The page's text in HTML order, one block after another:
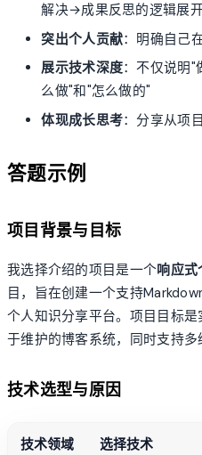
解决→成果反思的逻辑展
突出个人贡献：明确自己
展示技术深度：不仅说明"
么做"和"怎么做的"
体现成长思考：分享从项
答题示例
项目背景与目标
我选择介绍的项目是一个响应式
目，旨在创建一个支持
个人知识分享平台。项目目标
于维护的博客系统，同时支持多
技术选型与原因
技术领域 选择技术